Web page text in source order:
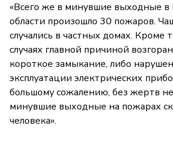
«Всего же в минувшие выходные в
области произошло 30 пожаров.
случались в частных домах. Кроме
случаях главной причиной
короткое замыкание, либо
эксплуатации электрических
большому сожалению, без жертв
минувшие выходные на пожарах
человека».